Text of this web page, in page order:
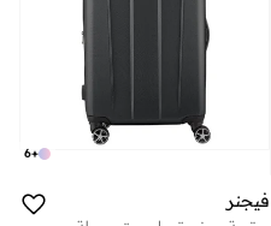
+
6
فيجنر